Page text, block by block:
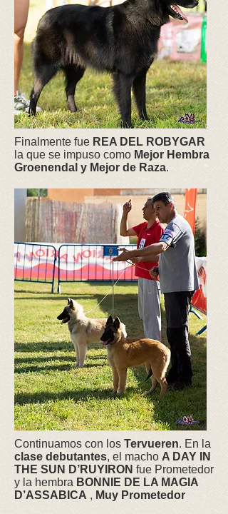
Finalmente fue REA DEL ROBYGAR
la que se impuso como Mejor Hembra
Groenendal y Mejor de Raza.
Continuamos con los Tervueren. En la
clase debutantes, el macho A DAY IN
THE SUN D’RUYIRON fue Prometedor
y la hembra BONNIE DE LA MAGIA
D’ASSABICA , Muy Prometedor